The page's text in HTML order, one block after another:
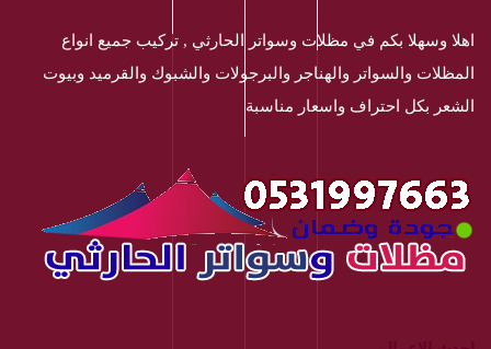
اهلا وسهلا بكم في مظلات وسواتر الحارثي , تركيب جميع انواع
المظلات والسواتر والهناجر والبرجولات والشبوك والقرميد وبيوت
الشعر بكل احتراف واسعار مناسبة